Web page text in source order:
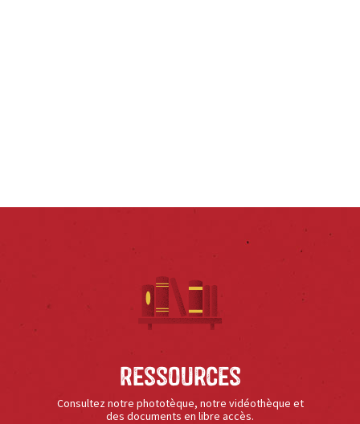
Ressources
Consultez notre phototèque, notre vidéothèque et
des documents en libre accès.